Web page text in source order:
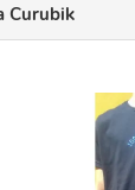
Curubik